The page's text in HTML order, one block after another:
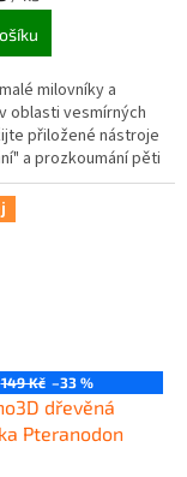
milovníky a
oblasti vesmírných
přiložené nástroje
a prozkoumání pěti
kamenů a dvou
misí. Z...
149 Kč –33 %
dřevěná
Pteranodon